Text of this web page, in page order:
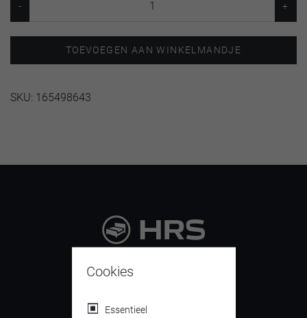
TOEVOEGEN AAN WINKELMANDJE
SKU: 165498643
Cookies
Essentieel